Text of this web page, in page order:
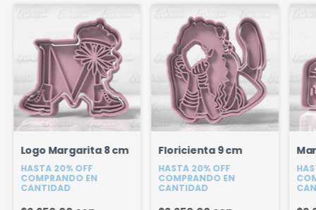
Logo Margarita 8 cm
HASTA 20% OFF
COMPRANDO EN
CANTIDAD
Floricienta 9 cm
HASTA 20% OFF
COMPRANDO EN
CANTIDAD